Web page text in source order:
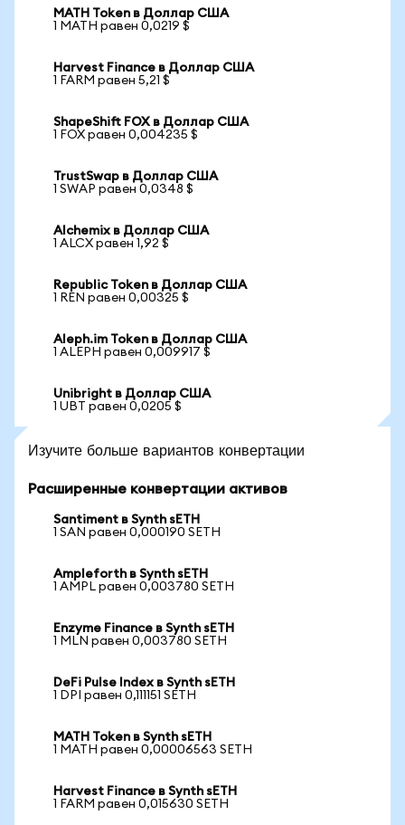
MATH Token в Доллар США
1 MATH равен 0,0219 $
Harvest Finance в Доллар США
1 FARM равен 5,21 $
ShapeShift FOX в Доллар США
1 FOX равен 0,004235 $
TrustSwap в Доллар США
1 SWAP равен 0,0348 $
Alchemix в Доллар США
1 ALCX равен 1,92 $
Republic Token в Доллар США
1 REN равен 0,00325 $
Aleph.im Token в Доллар США
1 ALEPH равен 0,009917 $
Unibright в Доллар США
1 UBT равен 0,0205 $
Изучите больше вариантов конвертации
Расширенные конвертации активов
Santiment в Synth sETH
1 SAN равен 0,000190 SETH
Ampleforth в Synth sETH
1 AMPL равен 0,003780 SETH
Enzyme Finance в Synth sETH
1 MLN равен 0,003780 SETH
DeFi Pulse Index в Synth sETH
1 DPI равен 0,111151 SETH
MATH Token в Synth sETH
1 MATH равен 0,00006563 SETH
Harvest Finance в Synth sETH
1 FARM равен 0,015630 SETH